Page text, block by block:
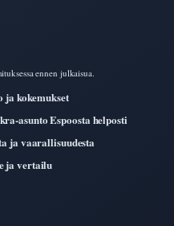
ennen julkaisua.
ja kokemukset
asunto Espoosta helposti
ja vaarallisuudesta
ja vertailu